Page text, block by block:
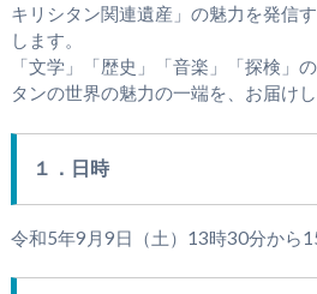
キリシタン関連遺産」の魅力を発信
します。
「文学」「歴史」「音楽」「探検」
タンの世界の魅力の一端を、お届けし
１．日時
令和5年9月9日（土）13時30分から